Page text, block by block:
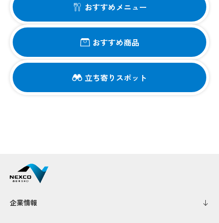
おすすめメニュー
おすすめ商品
立ち寄りスポット
企業情報